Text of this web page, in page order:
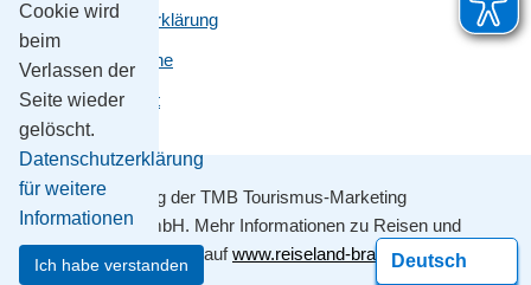
Cookie wird
beim
Verlassen der
Seite wieder
gelöscht.
Datenschutzerklärung
für weitere
Informationen
Ich habe verstanden
Datenschutzerklärung
Leichte Sprache
Barrierefreiheit
Mit Unterstützung der TMB Tourismus-Marketing
Brandenburg GmbH. Mehr Informationen zu Reisen und
Ausflügen erhalten sie aufwww.reiseland-brandenburg.de